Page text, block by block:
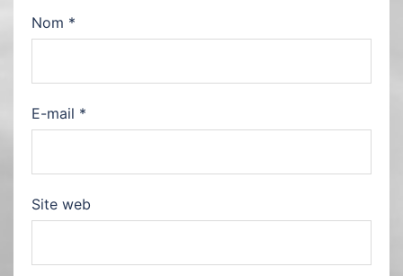
Nom *
E-mail *
Site web